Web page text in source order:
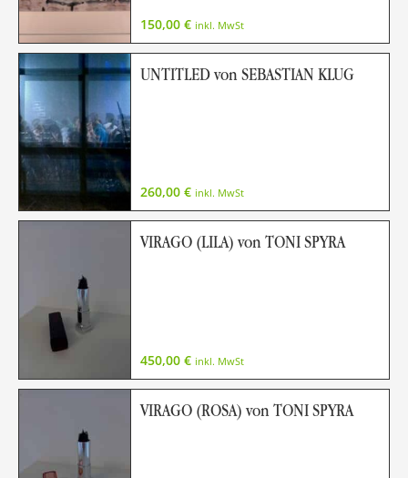
150,00 € inkl. MwSt
UNTITLED von SEBASTIAN KLUG
260,00 € inkl. MwSt
VIRAGO (LILA) von TONI SPYRA
450,00 € inkl. MwSt
VIRAGO (ROSA) von TONI SPYRA